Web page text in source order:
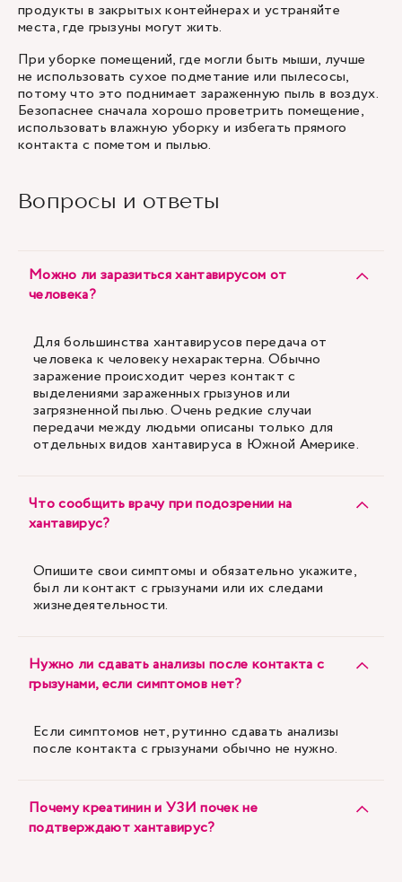
продукты в закрытых контейнерах и устраняйте
места, где грызуны могут жить.
При уборке помещений, где могли быть мыши, лучше
не использовать сухое подметание или пылесосы,
потому что это поднимает зараженную пыль в воздух.
Безопаснее сначала хорошо проветрить помещение,
использовать влажную уборку и избегать прямого
контакта с пометом и пылью.
Вопросы и ответы
Можно ли заразиться хантавирусом от
человека?
Для большинства хантавирусов передача от
человека к человеку нехарактерна. Обычно
заражение происходит через контакт с
выделениями зараженных грызунов или
загрязненной пылью. Очень редкие случаи
передачи между людьми описаны только для
отдельных видов хантавируса в Южной Америке.
Что сообщить врачу при подозрении на
хантавирус?
Опишите свои симптомы и обязательно укажите,
был ли контакт с грызунами или их следами
жизнедеятельности.
Нужно ли сдавать анализы после контакта с
грызунами, если симптомов нет?
Если симптомов нет, рутинно сдавать анализы
после контакта с грызунами обычно не нужно.
Почему креатинин и УЗИ почек не
подтверждают хантавирус?